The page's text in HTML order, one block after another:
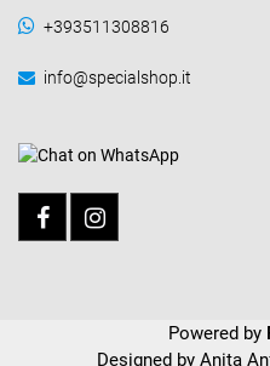
+393511308816
info@specialshop.it
Powered by
Designed by Anita